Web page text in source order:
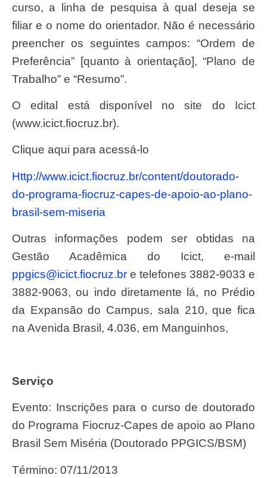
curso, a linha de pesquisa à qual deseja se
filiar e o nome do orientador. Não é necessário
preencher os seguintes campos: “Ordem de
Preferência” [quanto à orientação], “Plano de
Trabalho” e “Resumo”.
O edital está disponível no site do Icict
(www.icict.fiocruz.br).
Clique aqui para acessá-lo
http://www.icict.fiocruz.br/content/doutorado-
do-programa-fiocruz-capes-de-apoio-ao-plano-
brasil-sem-miseria
Outras informações podem ser obtidas na
Gestão Acadêmica do Icict, e-mail
ppgics@icict.fiocruz.br e telefones 3882-9033 e
3882-9063, ou indo diretamente lá, no Prédio
da Expansão do Campus, sala 210, que fica
na Avenida Brasil, 4.036, em Manguinhos,
Serviço
Evento: Inscrições para o curso de doutorado
do Programa Fiocruz-Capes de apoio ao Plano
Brasil Sem Miséria (Doutorado PPGICS/BSM)
Término: 07/11/2013